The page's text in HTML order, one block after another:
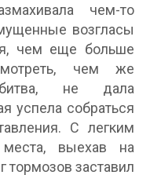
чем-то
возгласы
чем еще больше
чем же
битва, не дала
успела собраться
С легким
выехав на
тормозов заставил